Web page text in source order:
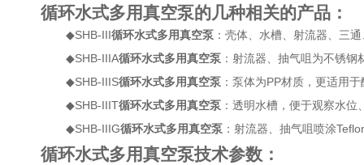
循环水式多用真空泵的几种相关的产品：
◆SHB-III循环水式多用真空泵 ：壳体、水槽、射流器、三
◆SHB-IIIA循环水式多用真空泵 ：射流器、抽气咀为不锈
◆SHB-IIIS循环水式多用真空泵 ：泵体为PP材质，更适用
◆SHB-IIIT循环水式多用真空泵 ：透明水槽，便于观察水
◆SHB-IIIG循环水式多用真空泵 ：射流器、抽气咀喷涂
循环水式多用真空泵技术参数：